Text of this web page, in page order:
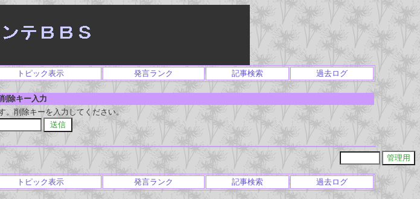
トピック表示 発言ランク 記事検索 過去ログ
除キー入力
。削除キーを入力してください。
トピック表示 発言ランク 記事検索 過去ログ